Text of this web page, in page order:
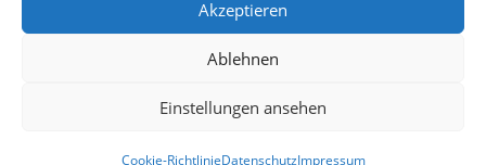
Akzeptieren
Ablehnen
Einstellungen ansehen
Cookie-RichtlinieDatenschutzImpressum